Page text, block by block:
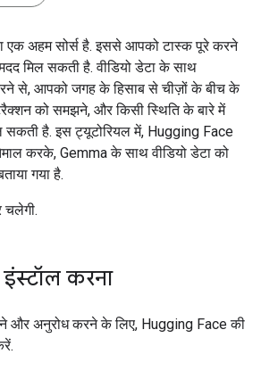
एक अहम सोर्स है. इससे आपको टास्क पूरे करने
मिल सकती है. वीडियो डेटा के साथ
से, आपको जगह के हिसाब से चीज़ों के बीच के
को समझने, और किसी स्थिति के बारे में
सकती है. इस ट्यूटोरियल में, Hugging Face
करके, Gemma के साथ वीडियो डेटा को
गया है.
चलेगी.
करना
और अनुरोध करने के लिए, Hugging Face की